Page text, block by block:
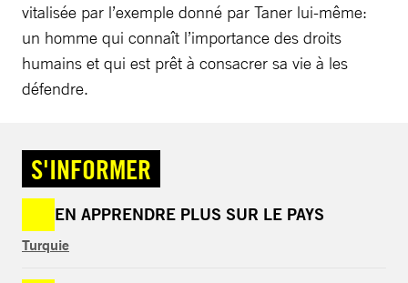
vitalisée par l’exemple donné par Taner lui-même:
un homme qui connaît l’importance des droits
humains et qui est prêt à consacrer sa vie à les
défendre.
S'INFORMER
EN APPRENDRE PLUS SUR LE PAYS
Turquie